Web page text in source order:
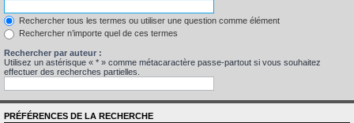
Rechercher tous les termes ou utiliser une question comme élément
Rechercher n’importe quel de ces termes
Rechercher par auteur :
Utilisez un astérisque « * » comme métacaractère passe-partout si vous souhaitez
effectuer des recherches partielles.
PRÉFÉRENCES DE LA RECHERCHE